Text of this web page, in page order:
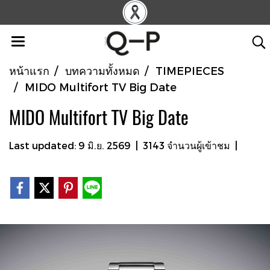
หน้าแรก บทความทั้งหมด
TIMEPIECES
MIDO Multifort TV Big Date
MIDO Multifort TV Big Date
Last updated: 9 มิ.ย. 2569 3143 จำนวนผู้เข้าชม